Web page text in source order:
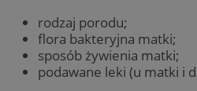
rodzaj porodu;
flora bakteryjna matki;
sposób żywienia matki;
podawane leki (u matki i